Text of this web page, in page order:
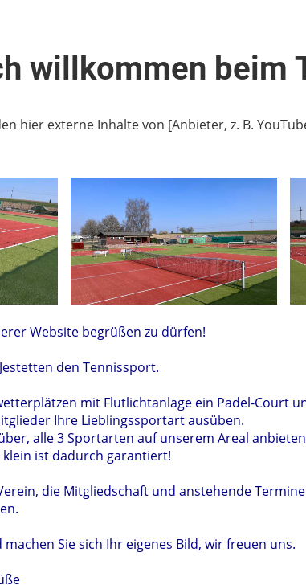
willkommen beim
hier externe Inhalte von [Anbieter, z. B.
Website begrüßen zu dürfen!
den Tennissport.
mit Flutlichtanlage ein Padel-Court
Ihre Lieblingssportart ausüben.
alle 3 Sportarten auf unserem Areal
ist dadurch garantiert!
die Mitgliedschaft und anstehende
Sie sich Ihr eigenes Bild, wir freuen uns.